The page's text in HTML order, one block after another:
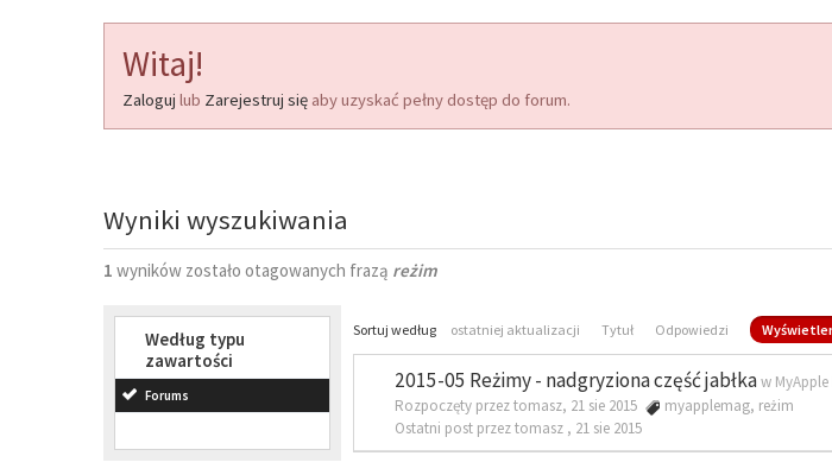
Witaj!
Zaloguj lub Zarejestruj się aby uzyskać pełny dostęp do forum.
Wyniki wyszukiwania
1 wyników zostało otagowanych frazą reżim
Według typu
zawartości
Forums
Sortuj według ostatniej aktualizacji Tytuł Odpowiedzi
2015-05 Reżimy - nadgryziona część jabłkaw
Rozpoczęty przez tomasz, 21 sie 2015
myapplemag, reżim
Ostatni post przez tomasz , 21 sie 2015